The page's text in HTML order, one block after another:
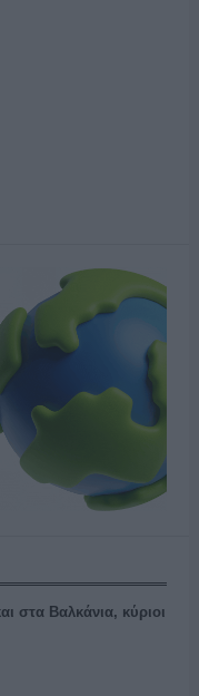
στα Βαλκάνια, κύριοι